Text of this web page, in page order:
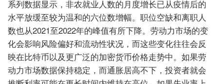
系列数据显示，非农就业人数的月度增长已从疫情后的
水平放缓至较为温和的六位数增幅。职位空缺和离职人
数也从2021至2022年的峰值有所下降。劳动力市场的变
化会影响风险偏好和流动性状况，而这些变化往往会反
映在比特币以及更广泛的加密货币价格走势中。如果劳
动力市场数据保持稳定，而通胀居高不下，投资者就会